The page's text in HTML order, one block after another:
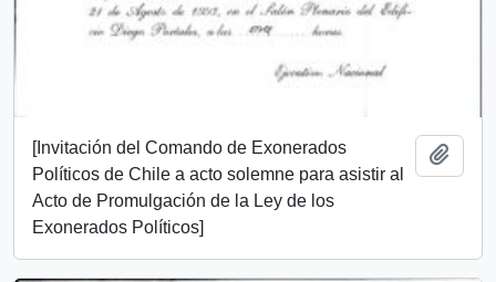
[Invitación del Comando de Exonerados
Políticos de Chile a acto solemne para asistir al
Acto de Promulgación de la Ley de los
Exonerados Políticos]